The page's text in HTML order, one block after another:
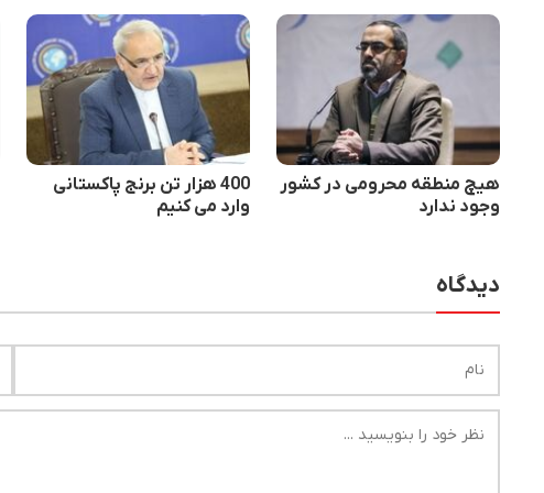
هیچ منطقه محرومی در کشور
وجود ندارد
400 هزار تن برنج پاکستانی
وارد می کنیم
دیدگاه